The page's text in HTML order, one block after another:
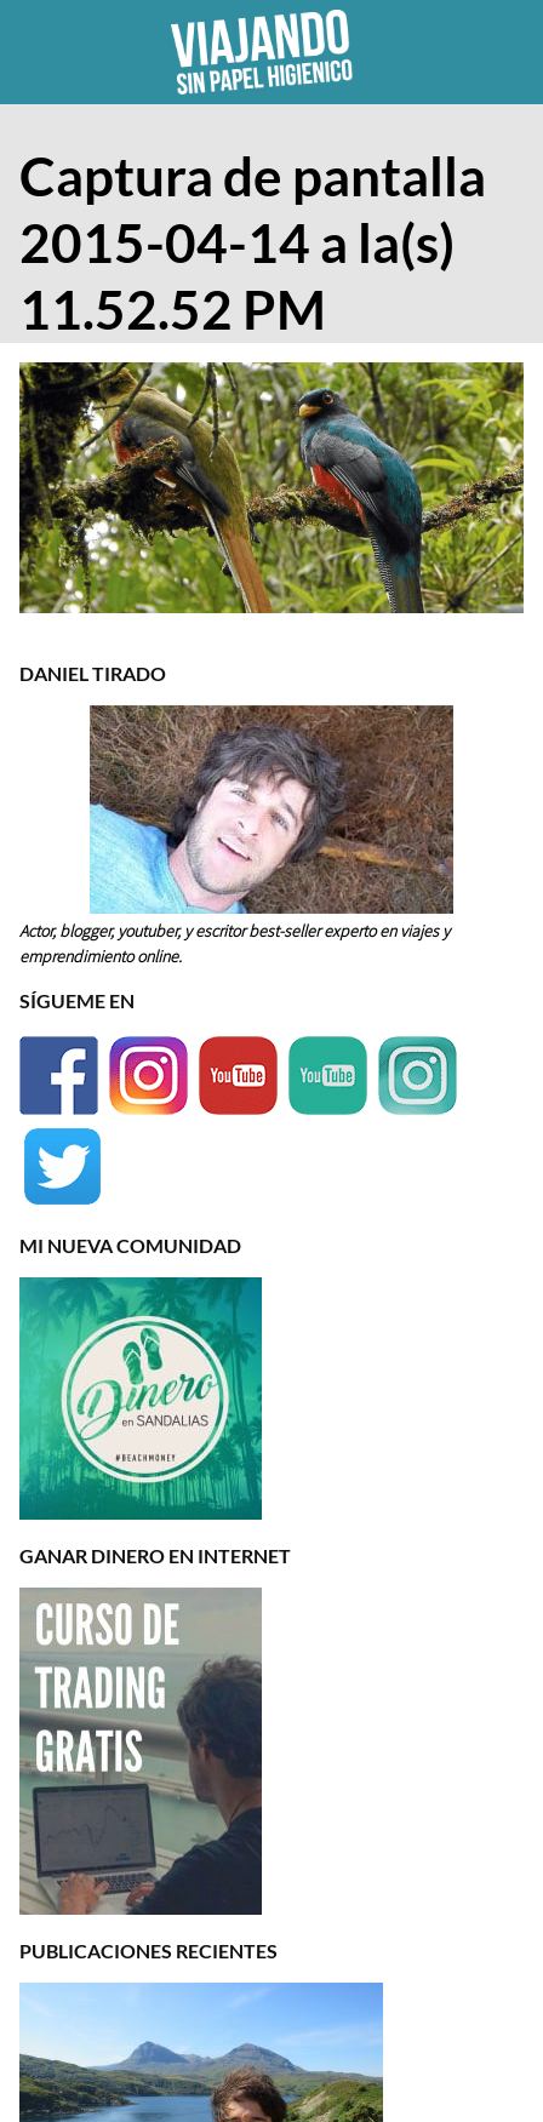
Captura de pantalla
2015-04-14 a la(s)
11.52.52 PM
DANIEL TIRADO
Actor, blogger, youtuber, y escritor best-seller experto en viajes y
emprendimiento online.
SÍGUEME EN
MI NUEVA COMUNIDAD
GANAR DINERO EN INTERNET
PUBLICACIONES RECIENTES